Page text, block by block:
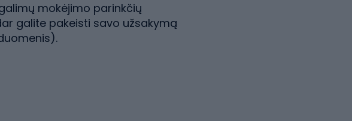
mokėjimo parinkčių
galite pakeisti savo užsakymą